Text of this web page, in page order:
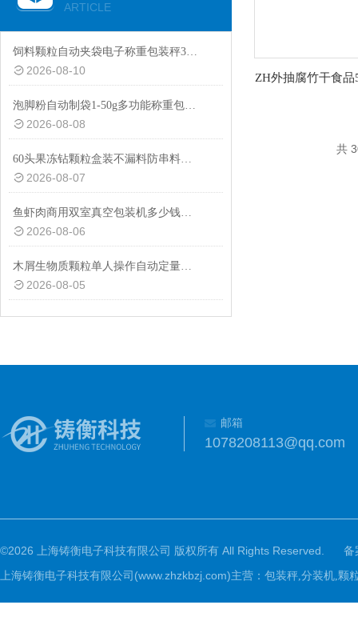
ARTICLE
饲料颗粒自动夹袋电子称重包装秤30-50kg
2026-08-10
泡脚粉自动制袋1-50g多功能称重包装机设备
2026-08-08
60头果冻钻颗粒盒装不漏料防串料加大料仓分装机厂家定制
2026-08-07
鱼虾肉商用双室真空包装机多少钱一台
2026-08-06
木屑生物质颗粒单人操作自动定量包装秤厂家定制
2026-08-05
共
邮箱
1078208113@qq.com
©2026 上海铸衡电子科技有限公司 版权所有 All Rights Reserved.
备
上海铸衡电子科技有限公司(www.zhzkbzj.com)主营： 包装秤,分装机,颗